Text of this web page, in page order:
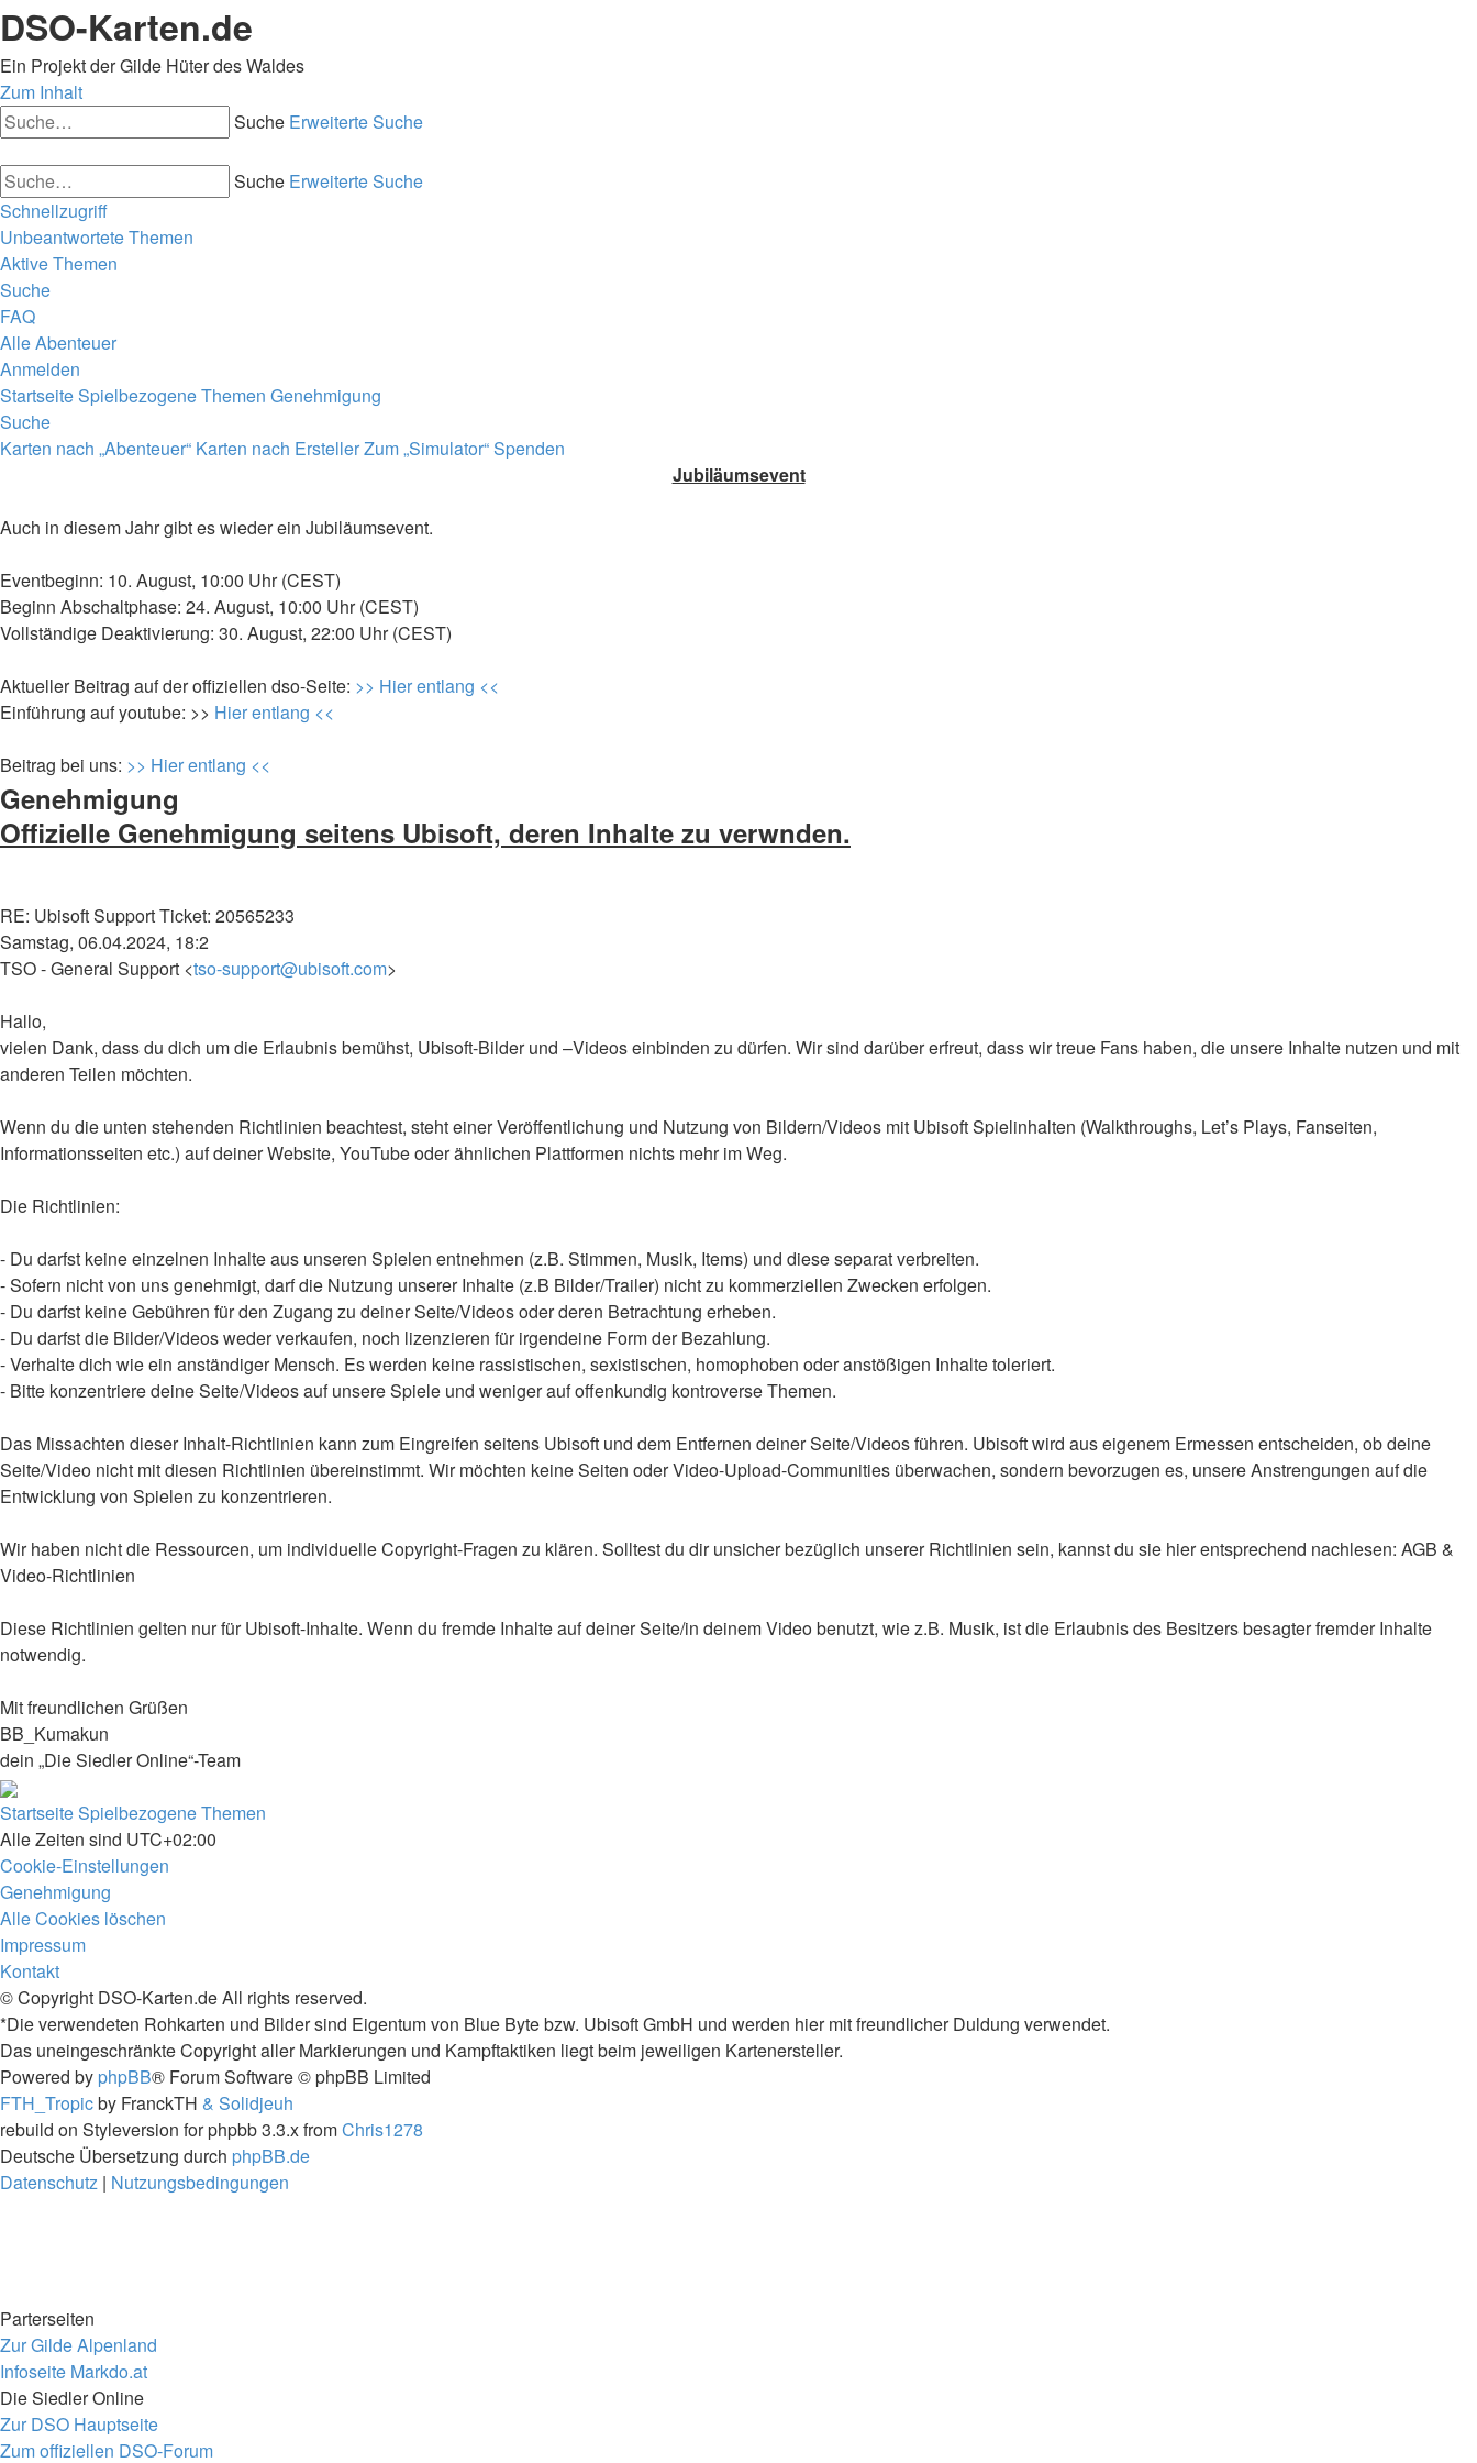
DSO-Karten.de
Ein Projekt der Gilde Hüter des Waldes
Zum Inhalt
Suche Erweiterte Suche
Suche Erweiterte Suche
Schnellzugriff
Unbeantwortete Themen
Aktive Themen
Suche
FAQ
Alle Abenteuer
Anmelden
StartseiteSpielbezogene Themen Genehmigung
Suche
Karten nach „Abenteuer“ Karten nach ErstellerZum „Simulator“Spenden
Jubiläumsevent
Auch in diesem Jahr gibt es wieder ein Jubiläumsevent.
Eventbeginn: 10. August, 10:00 Uhr (CEST)
Beginn Abschaltphase: 24. August, 10:00 Uhr (CEST)
Vollständige Deaktivierung: 30. August, 22:00 Uhr (CEST)
Aktueller Beitrag auf der offiziellen dso-Seite: >> Hier entlang <<
Einführung auf youtube: >> Hier entlang <<
Beitrag bei uns: >> Hier entlang <<
Genehmigung
Offizielle Genehmigung seitens Ubisoft, deren Inhalte zu verwnden.
RE: Ubisoft Support Ticket: 20565233
Samstag, 06.04.2024, 18:2
TSO - General Support <tso-support@ubisoft.com>
Hallo,
vielen Dank, dass du dich um die Erlaubnis bemühst, Ubisoft-Bilder und –Videos einbinden zu dürfen. Wir sind darüber erfreut, dass wir treue Fans haben, die unsere Inhalte nutzen und mit
anderen Teilen möchten.
Wenn du die unten stehenden Richtlinien beachtest, steht einer Veröffentlichung und Nutzung von Bildern/Videos mit Ubisoft Spielinhalten (Walkthroughs, Let’s Plays, Fanseiten,
Informationsseiten etc.) auf deiner Website, YouTube oder ähnlichen Plattformen nichts mehr im Weg.
Die Richtlinien:
- Du darfst keine einzelnen Inhalte aus unseren Spielen entnehmen (z.B. Stimmen, Musik, Items) und diese separat verbreiten.
- Sofern nicht von uns genehmigt, darf die Nutzung unserer Inhalte (z.B Bilder/Trailer) nicht zu kommerziellen Zwecken erfolgen.
- Du darfst keine Gebühren für den Zugang zu deiner Seite/Videos oder deren Betrachtung erheben.
- Du darfst die Bilder/Videos weder verkaufen, noch lizenzieren für irgendeine Form der Bezahlung.
- Verhalte dich wie ein anständiger Mensch. Es werden keine rassistischen, sexistischen, homophoben oder anstößigen Inhalte toleriert.
- Bitte konzentriere deine Seite/Videos auf unsere Spiele und weniger auf offenkundig kontroverse Themen.
Das Missachten dieser Inhalt-Richtlinien kann zum Eingreifen seitens Ubisoft und dem Entfernen deiner Seite/Videos führen. Ubisoft wird aus eigenem Ermessen entscheiden, ob deine
Seite/Video nicht mit diesen Richtlinien übereinstimmt. Wir möchten keine Seiten oder Video-Upload-Communities überwachen, sondern bevorzugen es, unsere Anstrengungen auf die
Entwicklung von Spielen zu konzentrieren.
Wir haben nicht die Ressourcen, um individuelle Copyright-Fragen zu klären. Solltest du dir unsicher bezüglich unserer Richtlinien sein, kannst du sie hier entsprechend nachlesen: AGB &
Video-Richtlinien
Diese Richtlinien gelten nur für Ubisoft-Inhalte. Wenn du fremde Inhalte auf deiner Seite/in deinem Video benutzt, wie z.B. Musik, ist die Erlaubnis des Besitzers besagter fremder Inhalte
notwendig.
Mit freundlichen Grüßen
BB_Kumakun
dein „Die Siedler Online“-Team
StartseiteSpielbezogene Themen
Alle Zeiten sind UTC+02:00
Cookie-Einstellungen
Genehmigung
Alle Cookies löschen
Impressum
Kontakt
© Copyright DSO-Karten.de All rights reserved.
*Die verwendeten Rohkarten und Bilder sind Eigentum von Blue Byte bzw. Ubisoft GmbH und werden hier mit freundlicher Duldung verwendet.
Das uneingeschränkte Copyright aller Markierungen und Kampftaktiken liegt beim jeweiligen Kartenersteller.
Powered by phpBB® Forum Software © phpBB Limited
FTH_Tropicby FranckTH & Solidjeuh
rebuild on Styleversion for phpbb 3.3.x fromChris1278
Deutsche Übersetzung durch phpBB.de
Datenschutz | Nutzungsbedingungen
Parterseiten
Zur Gilde Alpenland
Infoseite Markdo.at
Die Siedler Online
Zur DSO Hauptseite
Zum offiziellen DSO-Forum